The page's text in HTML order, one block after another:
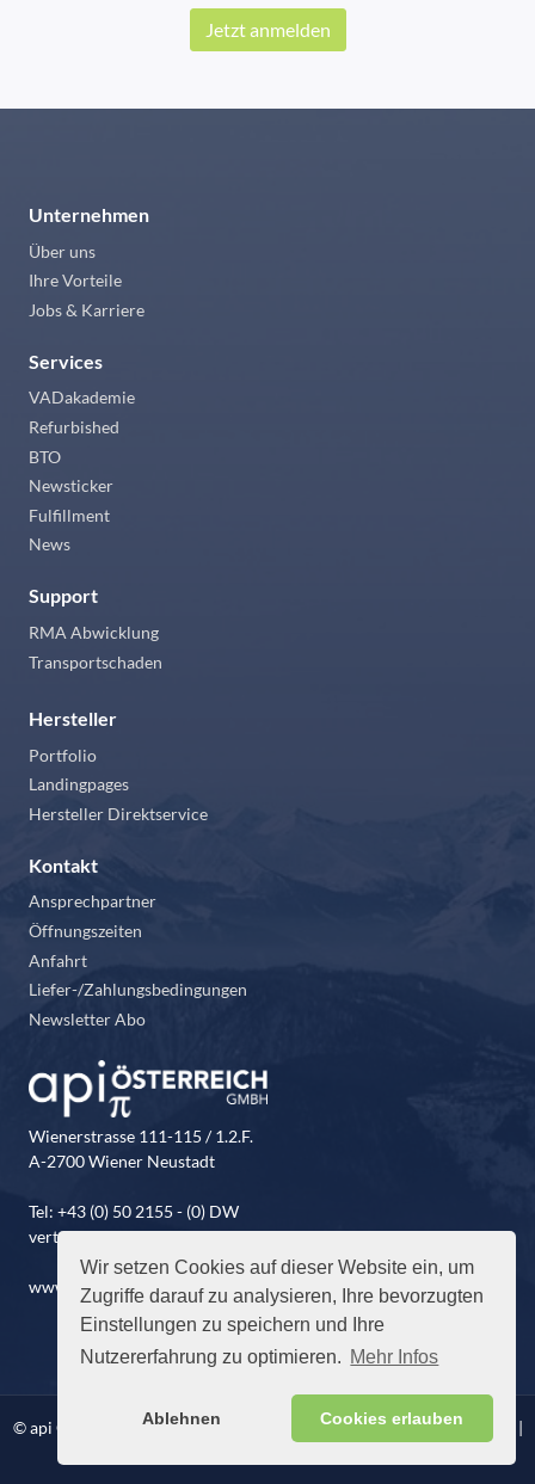
Wir setzen Cookies auf dieser Website ein, um
Zugriffe darauf zu analysieren, Ihre bevorzugten
Einstellungen zu speichern und Ihre
Nutzererfahrung zu optimieren. Mehr Infos
Ablehnen Cookies erlauben
Jetzt anmelden
Unternehmen
Über uns
Ihre Vorteile
Jobs & Karriere
Services
VADakademie
Refurbished
BTO
Newsticker
Fulfillment
News
Support
RMA Abwicklung
Transportschaden
Hersteller
Portfolio
Landingpages
Hersteller Direktservice
Kontakt
Ansprechpartner
Öffnungszeiten
Anfahrt
Liefer-/Zahlungsbedingungen
Newsletter Abo
Wienerstrasse 111-115 / 1.2.F.
A-2700 Wiener Neustadt
Tel: +43 (0) 50 2155 - (0) DW
vertrieb@api-oesterreich.at
www.api-oesterreich.at
© api Österreich GmbH. Alle Rechte vorbehalten |Impressum
|